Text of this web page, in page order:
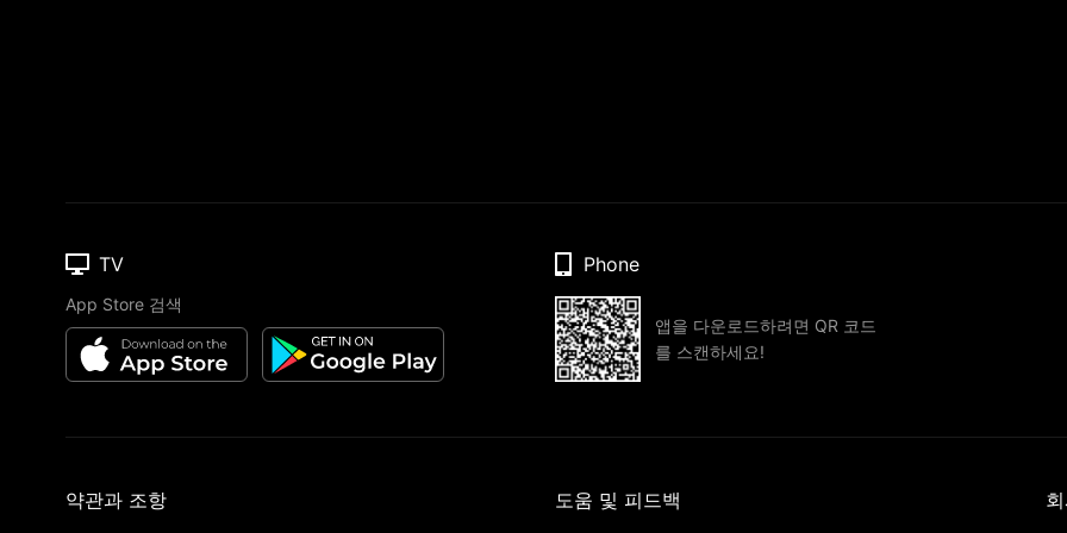
TV
App Store 검색
Phone
앱을 다운로드하려면 QR 코드
를 스캔하세요!
약관과 조항 도움 및 피드백